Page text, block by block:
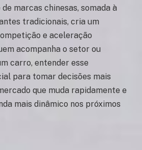
marcas chinesas, somada à
tradicionais, cria um
e aceleração
acompanha o setor ou
carro, entender esse
para tomar decisões mais
que muda rapidamente e
mais dinâmico nos próximos